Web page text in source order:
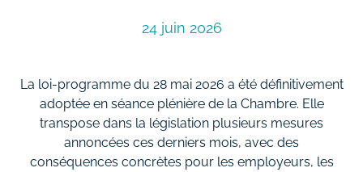
24 juin 2026
La loi-programme du 28 mai 2026 a été définitivement
adoptée en séance plénière de la Chambre. Elle
transpose dans la législation plusieurs mesures
annoncées ces derniers mois, avec des
conséquences concrètes pour les employeurs, les